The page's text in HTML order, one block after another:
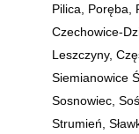
Pilica, Poręba,
Czechowice-
Leszczyny,
Siemianowice
Sosnowiec,
Strumień,